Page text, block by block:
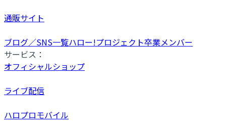
通販サイト
ブログ／SNS一覧ハロー!プロジェクト卒業メンバー
サービス：
オフィシャルショップ
ライブ配信
ハロプロモバイル